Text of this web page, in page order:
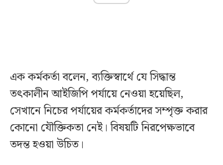
এক কর্মকর্তা বলেন, ব্যক্তিস্বার্থে যে সিদ্ধান্ত
তৎকালীন আইজিপি পর্যায়ে নেওয়া হয়েছিল,
সেখানে নিচের পর্যায়ের কর্মকর্তাদের সম্পৃক্ত করার
কোনো যৌক্তিকতা নেই। বিষয়টি নিরপেক্ষভাবে
তদন্ত হওয়া উচিত।